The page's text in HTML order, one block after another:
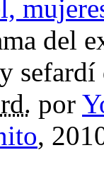
del
por
,